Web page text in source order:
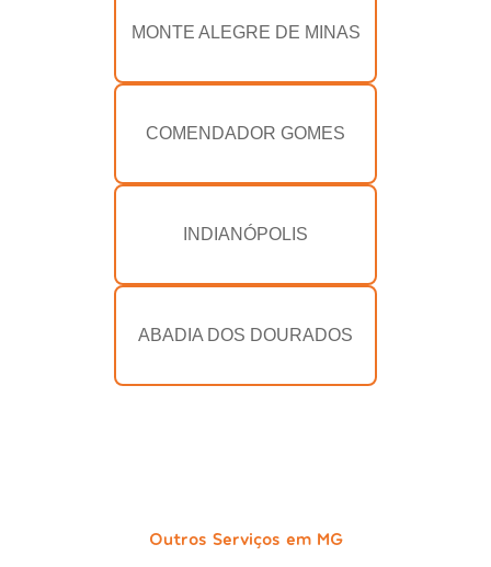
MONTE ALEGRE DE MINAS
COMENDADOR GOMES
INDIANÓPOLIS
ABADIA DOS DOURADOS
Outros Serviços em MG